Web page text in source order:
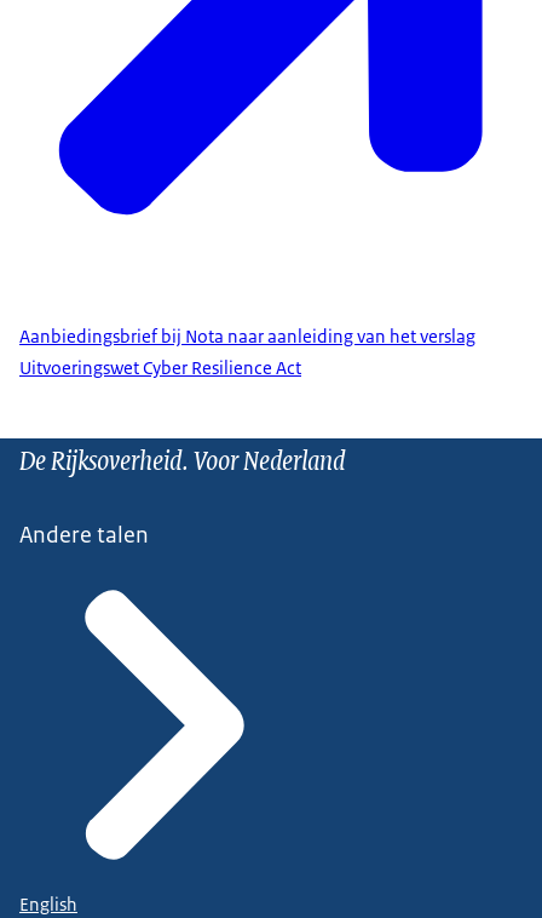
Aanbiedingsbrief bij Nota naar aanleiding van het verslag
Uitvoeringswet Cyber Resilience Act
De Rijksoverheid. Voor Nederland
Andere talen
English